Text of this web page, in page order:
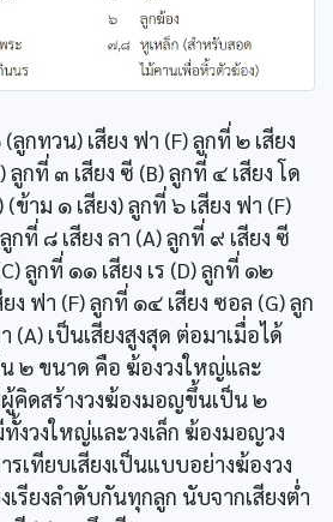
ลูกทวน) เสียง ฟา (F) ลูกที่ ๒ เสียง
ลูกที่ ๓ เสียง ซี (B) ลูกที่ ๔ เสียง โด
(ข้าม ๑ เสียง) ลูกที่ ๖ เสียง ฟา (F)
กที่ ๘ เสียง ลา (A) ลูกที่ ๙ เสียง ซี
ลูกที่ ๑๑ เสียง เร (D) ลูกที่ ๑๒
ง ฟา (F) ลูกที่ ๑๔ เสียง ซอล (G) ลูก
(A) เป็นเสียงสูงสุด ต่อมาเมื่อได้
๒ ขนาด คือ ฆ้องวงใหญ่และ
ผู้คิดสร้างวงฆ้องมอญขึ้นเป็น ๒
งวงใหญ่และวงเล็ก ฆ้องมอญวง
รเทียบเสียงเป็นแบบอย่างฆ้องวง
เรียงลำดับกันทุกลูก นับจากเสียงต่ำ